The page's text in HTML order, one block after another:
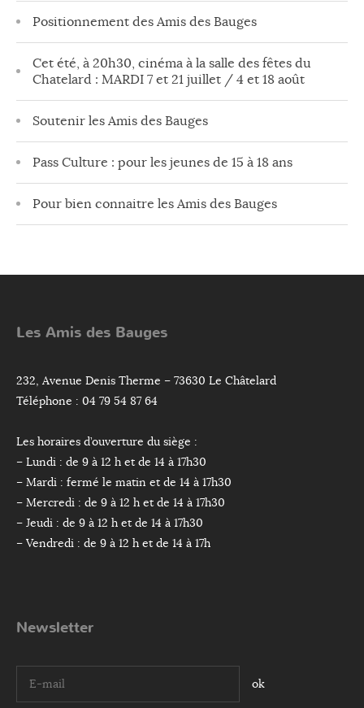
Positionnement des Amis des Bauges
Cet été, à 20h30, cinéma à la salle des fêtes du
Chatelard : MARDI 7 et 21 juillet / 4 et 18 août
Soutenir les Amis des Bauges
Pass Culture : pour les jeunes de 15 à 18 ans
Pour bien connaitre les Amis des Bauges
Les Amis des Bauges
232, Avenue Denis Therme – 73630 Le Châtelard
Téléphone : 04 79 54 87 64
Les horaires d’ouverture du siège :
– Lundi : de 9 à 12 h et de 14 à 17h30
– Mardi : fermé le matin et de 14 à 17h30
– Mercredi : de 9 à 12 h et de 14 à 17h30
– Jeudi : de 9 à 12 h et de 14 à 17h30
– Vendredi : de 9 à 12 h et de 14 à 17h
Newsletter
I agree terms and conditions.*